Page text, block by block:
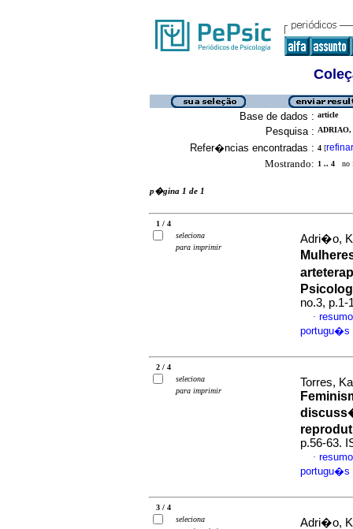
Base de dados : article
Pesquisa :
Refer�ncias encontradas : 4 [refinar
Mostrando: 1 .. 4 no
p�gina 1 de 1
1 / 4
seleciona
para imprimir
Adri�o,
no.3, p.1-
·
portugu�s
2 / 4
seleciona
para imprimir
Torres,
p.56-63.
·
portugu�s
3 / 4
seleciona
Adri�o,